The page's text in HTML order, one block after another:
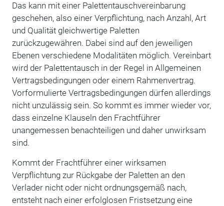
Das kann mit einer Palettentauschvereinbarung
geschehen, also einer Verpflichtung, nach Anzahl, Art
und Qualität gleichwertige Paletten
zurückzugewähren. Dabei sind auf den jeweiligen
Ebenen verschiedene Modalitäten möglich. Vereinbart
wird der Palettentausch in der Regel in Allgemeinen
Vertragsbedingungen oder einem Rahmenvertrag.
Vorformulierte Vertragsbedingungen dürfen allerdings
nicht unzulässig sein. So kommt es immer wieder vor,
dass einzelne Klauseln den Frachtführer
unangemessen benachteiligen und daher unwirksam
sind.
Kommt der Frachtführer einer wirksamen
Verpflichtung zur Rückgabe der Paletten an den
Verlader nicht oder nicht ordnungsgemäß nach,
entsteht nach einer erfolglosen Fristsetzung eine